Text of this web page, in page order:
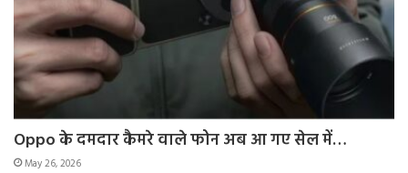
Oppo के दमदार कैमरे वाले फोन अब आ गए सेल में…
May 26, 2026